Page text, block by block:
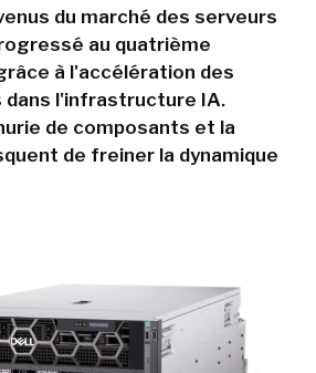
du marché des serveurs
au quatrième
à l'accélération des
l'infrastructure IA.
de composants et la
de freiner la dynamique